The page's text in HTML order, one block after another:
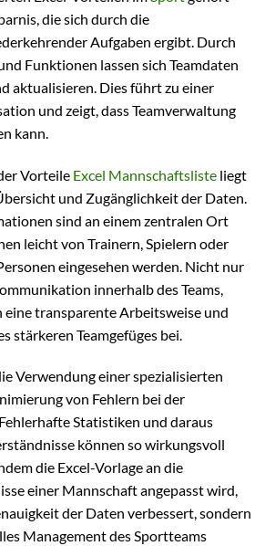
die sich durch die
Aufgaben ergibt. Durch
Funktionen lassen sich Teamdaten
aktualisieren. Dies führt zu einer
und zeigt, dass Teamverwaltung
kann.
Vorteile Excel Mannschaftsliste liegt
und Zugänglichkeit der Daten.
sind an einem zentralen Ort
leicht von Trainern, Spielern oder
eingesehen werden. Nicht nur
innerhalb des Teams,
transparente Arbeitsweise und
stärkeren Teamgefüges bei.
Verwendung einer spezialisierten
von Fehlern bei der
Statistiken und daraus
können so wirkungsvoll
die Excel-Vorlage an die
einer Mannschaft angepasst wird,
der Daten verbessert, sondern
Management des Sportteams